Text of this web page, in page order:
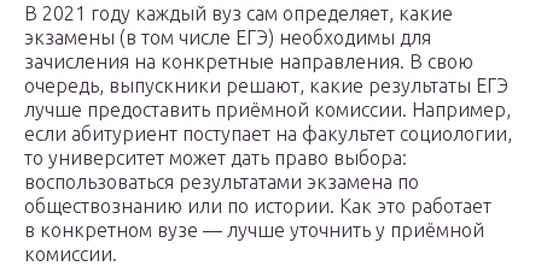
В 2021 году каждый вуз сам определяет, какие
экзамены (в том числе ЕГЭ) необходимы для
зачисления на конкретные направления. В свою
очередь, выпускники решают, какие результаты ЕГЭ
лучше предоставить приёмной комиссии. Например,
если абитуриент поступает на факультет социологии,
то университет может дать право выбора:
воспользоваться результатами экзамена по
обществознанию или по истории. Как это работает
в конкретном вузе — лучше уточнить у приёмной
комиссии.